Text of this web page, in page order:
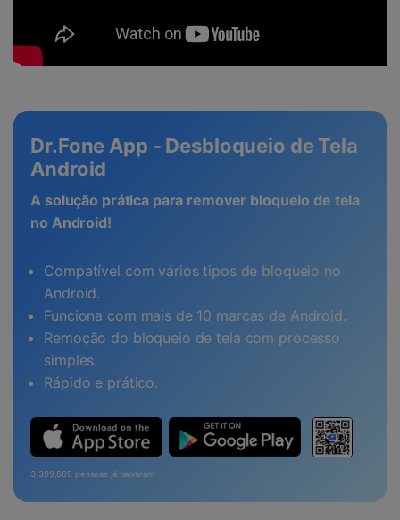
Dr.Fone App - Desbloqueio de Tela
Android
A solução prática para remover bloqueio de tela
no Android!
Compatível com vários tipos de bloqueio no
Android.
Funciona com mais de 10 marcas de Android.
Remoção do bloqueio de tela com processo
simples.
Rápido e prático.
3,399,669 pessoas já baixaram